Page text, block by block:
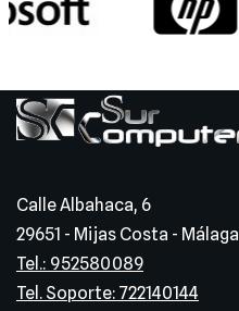
Calle Albahaca, 6
29651 - Mijas Costa - Málaga
Tel.: 952580089
Tel. Soporte: 722140144